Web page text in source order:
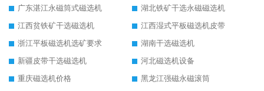
广东湛江永磁筒式磁选机
湖北铁矿干选永磁磁选机
江西贫铁矿干选磁选机
江西湿式平板磁选机皮带
浙江平板磁选机选矿要求
湖南干选磁选机
新疆皮带干选磁选机
河北磁选机设备
重庆磁选机价格
黑龙江强磁永磁滚筒